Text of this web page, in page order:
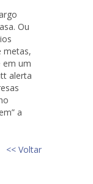
Ou
metas,
em um
alerta
a
<< Voltar